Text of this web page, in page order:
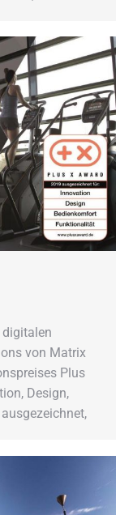
digitalen
von Matrix
Plus
Design,